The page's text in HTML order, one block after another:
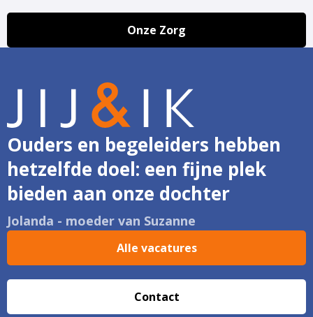
Onze Zorg
Ouders en begeleiders hebben
hetzelfde doel: een fijne plek
bieden aan onze dochter
Jolanda - moeder van Suzanne
Alle vacatures
Contact